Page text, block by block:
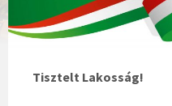
Tisztelt Lakosság!